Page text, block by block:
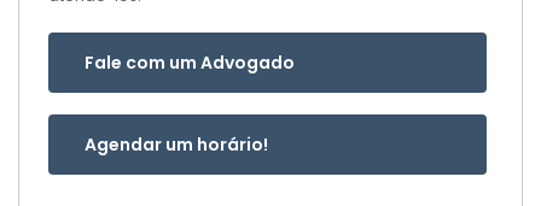
Fale com um Advogado
Agendar um horário!